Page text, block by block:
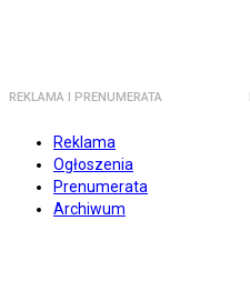
REKLAMA I PRENUMERATA
Reklama
Ogłoszenia
Prenumerata
Archiwum